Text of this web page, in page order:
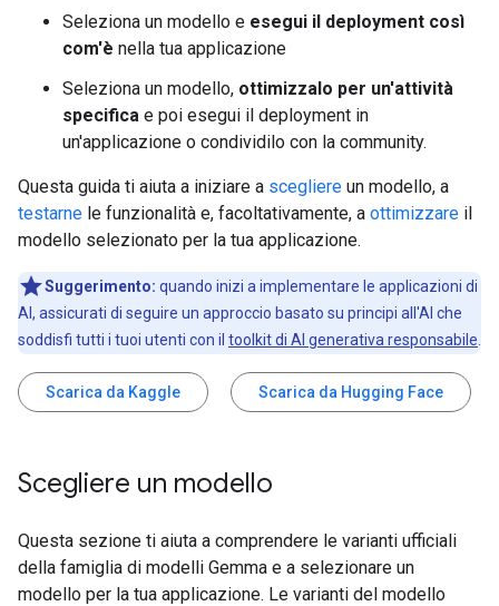
Seleziona un modello e esegui il deployment così
com'è nella tua applicazione
Seleziona un modello, ottimizzalo per un'attività
specifica e poi esegui il deployment in
un'applicazione o condividilo con la community.
Questa guida ti aiuta a iniziare a scegliere un modello, a
testarne le funzionalità e, facoltativamente, a ottimizzare il
modello selezionato per la tua applicazione.
Suggerimento: quando inizi a implementare le applicazioni di
AI, assicurati di seguire un approccio basato su principi all'AI che
soddisfi tutti i tuoi utenti con il toolkit di AI generativa responsabile
Scarica da Kaggle Scarica da Hugging Face
Scegliere un modello
Questa sezione ti aiuta a comprendere le varianti ufficiali
della famiglia di modelli Gemma e a selezionare un
modello per la tua applicazione. Le varianti del modello